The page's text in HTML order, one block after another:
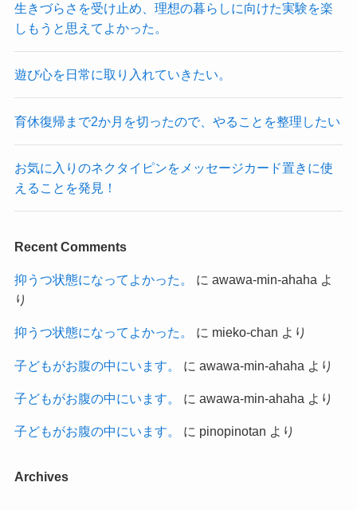
生きづらさを受け止め、理想の暮らしに向けた実験を楽
しもうと思えてよかった。
遊び心を日常に取り入れていきたい。
育休復帰まで2か月を切ったので、やることを整理したい
お気に入りのネクタイピンをメッセージカード置きに使
えることを発見！
Recent Comments
抑うつ状態になってよかった。 に awawa-min-ahaha よ
り
抑うつ状態になってよかった。 に mieko-chan より
子どもがお腹の中にいます。 に awawa-min-ahaha より
子どもがお腹の中にいます。 に awawa-min-ahaha より
子どもがお腹の中にいます。 に pinopinotan より
Archives